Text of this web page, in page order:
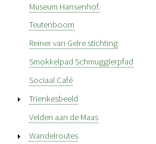
Museum Hansenhof.
Teutenboom
Reiner van Gelre stichting
Smokkelpad Schmugglerpfad
Sociaal Café
Trienkesbeeld
Velden aan de Maas
Wandelroutes